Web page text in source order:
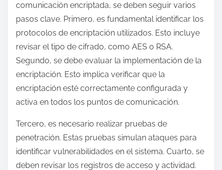
comunicación encriptada, se deben seguir varios
pasos clave. Primero, es fundamental identificar los
protocolos de encriptación utilizados. Esto incluye
revisar el tipo de cifrado, como AES o RSA.
Segundo, se debe evaluar la implementación de la
encriptación. Esto implica verificar que la
encriptación esté correctamente configurada y
activa en todos los puntos de comunicación.
Tercero, es necesario realizar pruebas de
penetración. Estas pruebas simulan ataques para
identificar vulnerabilidades en el sistema. Cuarto, se
deben revisar los registros de acceso y actividad.